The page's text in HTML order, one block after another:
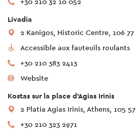
Livadia
2 Kanigos, Historic Centre, 106 77
Accessible aux fauteuils roulants
+30 210 383 2413
Website
Kostas sur la place d'Agias Irinis
2 Platia Agias Irinis, Athens, 105 57
+30 210 323 2971